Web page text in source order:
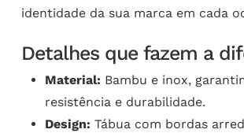
identidade da sua marca em cada
Detalhes que fazem a
Material: Bambu e inox,
resistência e durabilidade.
Design: Tábua com bordas